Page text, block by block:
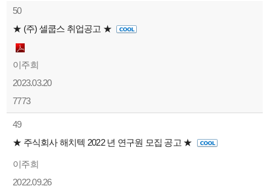
50
★ (주) 셀쿱스 취업공고 ★
이주희
2023.03.20
7773
49
★ 주식회사 해치텍 2022 년 연구원 모집 공고 ★
이주희
2022.09.26